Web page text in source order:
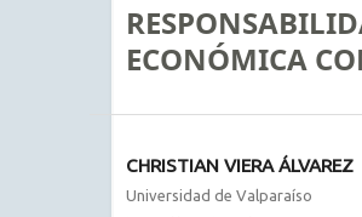
ECONÓMICA
CHRISTIAN VIERA ÁLVAREZ
Universidad de Valparaíso